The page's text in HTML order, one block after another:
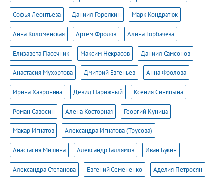
Софья Леонтьева Даниил Горелкин Марк Кондратюк
Анна Коломенская Артем Фролов Алина Горбачева
Елизавета Пасечник Максим Некрасов Даниил Самсонов
Анастасия Мухортова Дмитрий Евгеньев Анна Фролова
Ирина Хавронина Девид Нарижный Ксения Синицына
Роман Савосин Алена Косторная Георгий Куница
Макар Игнатов Александра Игнатова (Трусова)
Анастасия Мишина Александр Галлямов Иван Букин
Александра Степанова Евгений Семененко Аделия Петросян